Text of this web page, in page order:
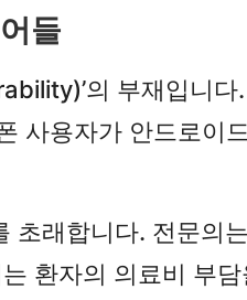
들
의 부재입니
사용자가 안드로이
초래합니다. 전문
환자의 의료비 부